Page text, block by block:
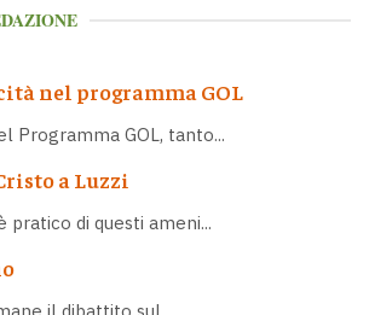
nel programma GOL
Programma GOL, tanto...
a Luzzi
pratico di questi ameni...